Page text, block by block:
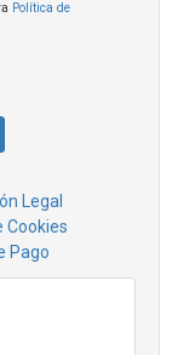
Política de
Legal
Cookies
Pago